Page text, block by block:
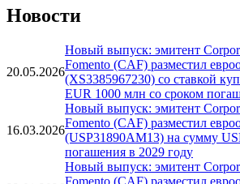
Новости
20.05.2026
Новый выпуск: эмитент
Fomento (CAF) разместил
(XS3385967230) со ставкой
EUR 1000 млн со сроком
16.03.2026
Новый выпуск: эмитент
Fomento (CAF) разместил
(USP31890AM13) на сумму
погашения в 2029 году
Новый выпуск: эмитент
Fomento (CAF) разместил